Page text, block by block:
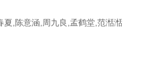
,陈意涵,周九良,孟鹤堂,范湉湉